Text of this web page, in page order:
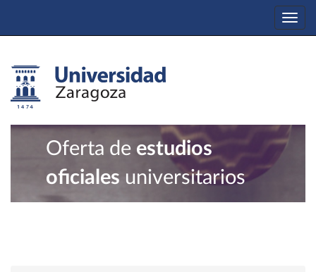
Oferta de estudios
oficiales universitarios